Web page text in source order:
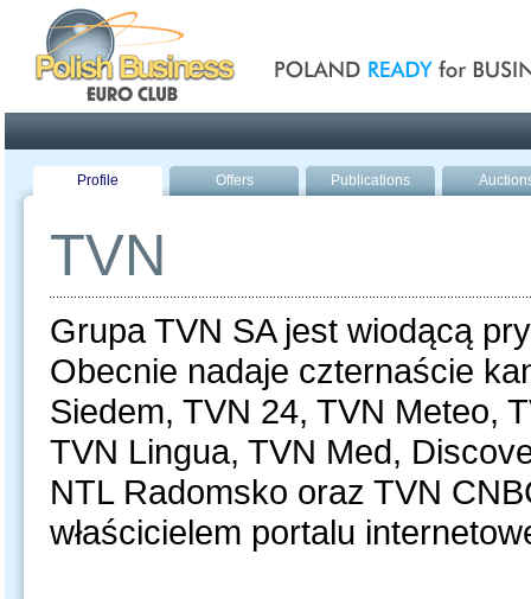
Profile Offers Publications
TVN
Grupa TVN SA jest wiodącą
Obecnie nadaje czternaście
Siedem, TVN 24, TVN Meteo,
TVN Lingua, TVN Med,
NTL Radomsko oraz TVN
właścicielem portalu